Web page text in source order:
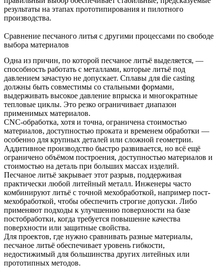
результаты на этапах прототипирования и пилотного
производства.
Сравнение песчаного литья с другими процессами по свободе
выбора материалов
Одна из причин, по которой песчаное литьё выделяется, —
способность работать с металлами, которые литьё под
давлением зачастую не допускает. Сплавы для die casting
должны быть совместимы со стальными формами,
выдерживать высокое давление впрыска и многократные
тепловые циклы. Это резко ограничивает диапазон
применимых материалов.
CNC-обработка, хотя и точна, ограничена стоимостью
материалов, доступностью проката и временем обработки —
особенно для крупных деталей или сложной геометрии.
Аддитивное производство быстро развивается, но всё ещё
ограничено объёмом построения, доступностью материалов и
стоимостью на деталь при больших массах изделий.
Песчаное литьё закрывает этот разрыв, поддерживая
практически любой литейный металл. Инженеры часто
комбинируют литьё с точной мехобработкой, например пост-
мехобработкой, чтобы обеспечить строгие допуски. Либо
применяют подходы к улучшению поверхности на базе
постобработки, когда требуется повышение качества
поверхности или защитные свойства.
Для проектов, где нужно сравнивать разные материалы,
песчаное литьё обеспечивает уровень гибкости,
недостижимый для большинства других литейных или
прототипных методов.